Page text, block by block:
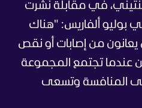
في مقابلة نُشرت
بوليو ألفاريس: "هناك
يعانون من إصابات أو نقص
عندما تجتمع المجموعة
على المنافسة وتسعى